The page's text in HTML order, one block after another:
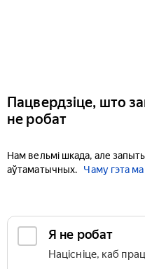
Пацвердзіце, што
не робат
Нам вельмі шкада, але
аўтаматычных.
Чаму гэта
Я не робат
Націсніце, каб